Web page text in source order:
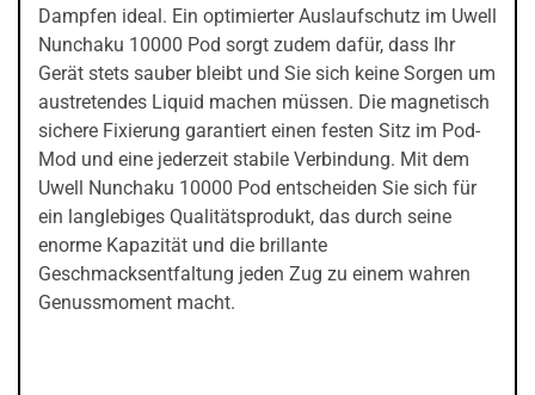
Dampfen ideal. Ein optimierter Auslaufschutz im Uwell
Nunchaku 10000 Pod sorgt zudem dafür, dass Ihr
Gerät stets sauber bleibt und Sie sich keine Sorgen um
austretendes Liquid machen müssen. Die magnetisch
sichere Fixierung garantiert einen festen Sitz im Pod-
Mod und eine jederzeit stabile Verbindung. Mit dem
Uwell Nunchaku 10000 Pod entscheiden Sie sich für
ein langlebiges Qualitätsprodukt, das durch seine
enorme Kapazität und die brillante
Geschmacksentfaltung jeden Zug zu einem wahren
Genussmoment macht.